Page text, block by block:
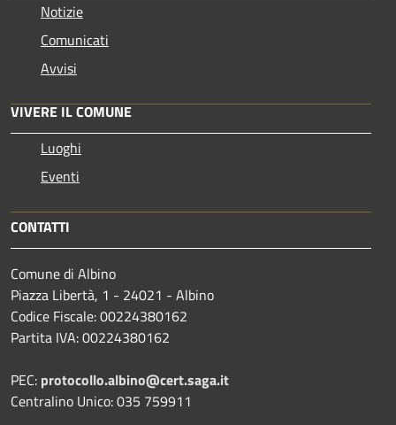
Notizie
Comunicati
Avvisi
VIVERE IL COMUNE
Luoghi
Eventi
CONTATTI
Comune di Albino
Piazza Libertà, 1 - 24021 - Albino
Codice Fiscale: 00224380162
Partita IVA: 00224380162
PEC: protocollo.albino@cert.saga.it
Centralino Unico: 035 759911